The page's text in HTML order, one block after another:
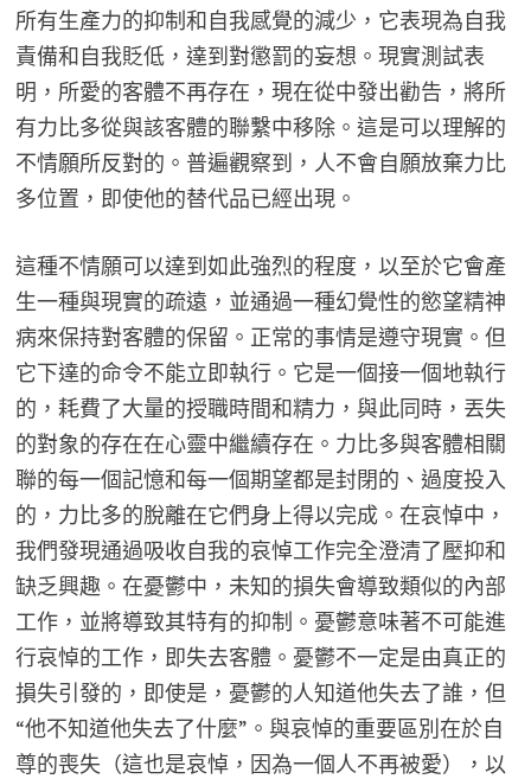
所有生產力的抑制和自我感覺的減少，它表現為自我
責備和自我貶低，達到對懲罰的妄想。現實測試表
明，所愛的客體不再存在，現在從中發出勸告，將所
有力比多從與該客體的聯繫中移除。這是可以理解的
不情願所反對的。普遍觀察到，人不會自願放棄力比
多位置，即使他的替代品已經出現。
這種不情願可以達到如此強烈的程度，以至於它會產
生一種與現實的疏遠，並通過一種幻覺性的慾望精神
病來保持對客體的保留。正常的事情是遵守現實。但
它下達的命令不能立即執行。它是一個接一個地執行
的，耗費了大量的授職時間和精力，與此同時，丟失
的對象的存在在心靈中繼續存在。力比多與客體相關
聯的每一個記憶和每一個期望都是封閉的、過度投入
的，力比多的脫離在它們身上得以完成。在哀悼中，
我們發現通過吸收自我的哀悼工作完全澄清了壓抑和
缺乏興趣。在憂鬱中，未知的損失會導致類似的內部
工作，並將導致其特有的抑制。憂鬱意味著不可能進
行哀悼的工作，即失去客體。憂鬱不一定是由真正的
損失引發的，即使是，憂鬱的人知道他失去了誰，但
“他不知道他失去了什麼”。與哀悼的重要區別在於自
尊的喪失（這也是哀悼，因為一個人不再被愛），以